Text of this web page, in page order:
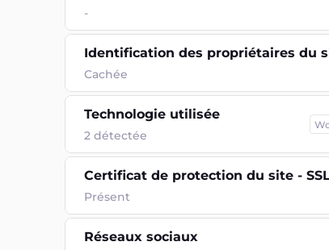
-
Identification des propriétaires du
Cachée
Technologie utilisée
2 détectée
Certificat de protection du site -
Présent
Réseaux sociaux